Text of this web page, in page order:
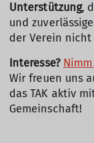
Unterstützung,
und
der Verein
Interesse?
Wir freuen uns
das TAK aktiv
Gemeinschaft!